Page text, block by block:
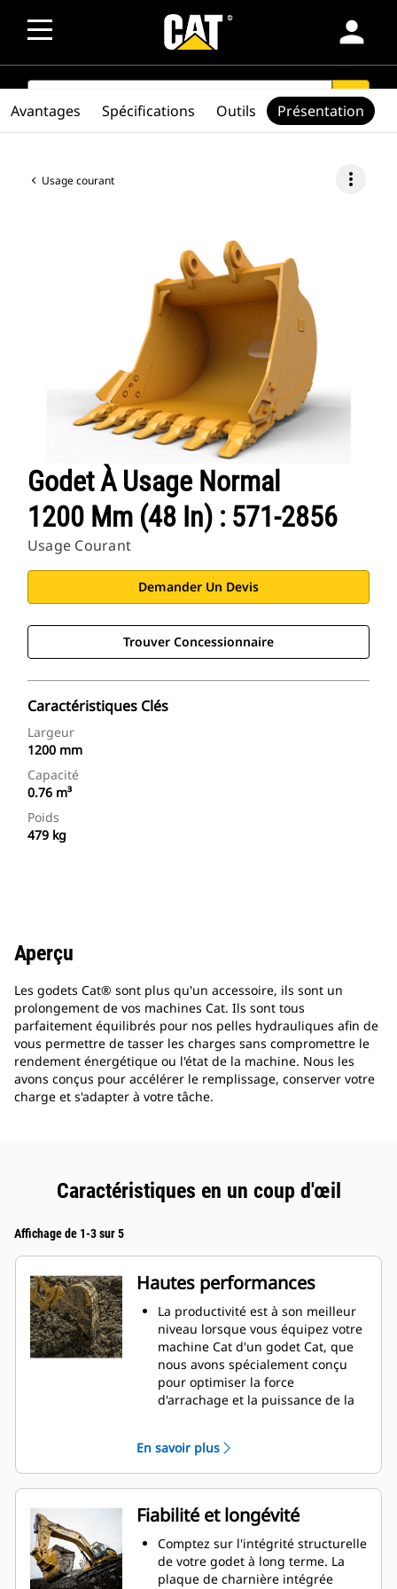
person
SEARCH search
Usage courant more_vert
Godet À Usage Normal
1200 Mm (48 In) : 571-2856
Usage Courant
Demander Un Devis
Trouver Concessionnaire
Caractéristiques Clés
Largeur
1200 mm
Capacité
0.76 m³
Poids
479 kg
Avantages Spécifications Outils Présentation
Aperçu
Les godets Cat® sont plus qu'un accessoire, ils sont un
prolongement de vos machines Cat. Ils sont tous
parfaitement équilibrés pour nos pelles hydrauliques afin de
vous permettre de tasser les charges sans compromettre le
rendement énergétique ou l'état de la machine. Nous les
avons conçus pour accélérer le remplissage, conserver votre
charge et s'adapter à votre tâche.
Caractéristiques en un coup d'œil
Affichage de 1-3 sur 5
Hautes performances
La productivité est à son meilleur
niveau lorsque vous équipez votre
machine Cat d'un godet Cat, que
nous avons spécialement conçu
pour optimiser la force
d'arrachage et la puissance de la
double améliore le flux des
matières dans le godet. Le
dégagement de talon accru
garantit que le fond du godet ne
frotte pas, ce qui réduit les coûts
d'entretien.
La consommation de carburant est
maximale lors de l'excavation. Les
En savoir plus
Fiabilité et longévité
Comptez sur l'intégrité structurelle
de votre godet à long terme. La
plaque de charnière intégrée